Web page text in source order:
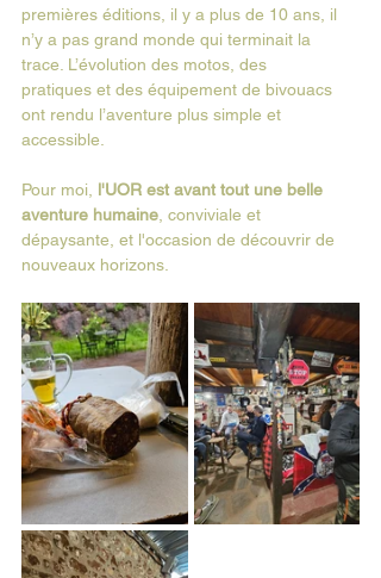
premières éditions, il y a plus de 10 ans, il
n’y a pas grand monde qui terminait la
trace. L’évolution des motos, des
pratiques et des équipement de bivouacs
ont rendu l’aventure plus simple et
accessible.
Pour moi, l'UOR est avant tout une belle
aventure humaine , conviviale et
dépaysante, et l'occasion de découvrir de
nouveaux horizons.